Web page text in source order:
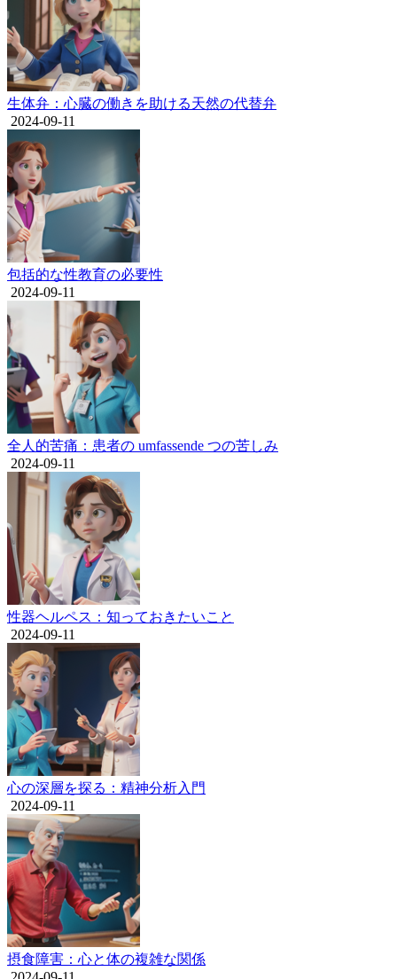
生体弁：心臓の働きを助ける天然の代替弁
2024-09-11
包括的な性教育の必要性
2024-09-11
全人的苦痛：患者の umfassende つの苦しみ
2024-09-11
性器ヘルペス：知っておきたいこと
2024-09-11
心の深層を探る：精神分析入門
2024-09-11
摂食障害：心と体の複雑な関係